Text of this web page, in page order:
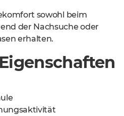
sowohl beim
der Nachsuche oder
erhalten.